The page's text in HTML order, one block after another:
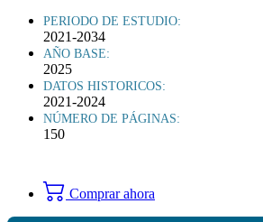
PERIODO DE ESTUDIO:
2021-2034
AÑO BASE:
2025
DATOS HISTORICOS:
2021-2024
NÚMERO DE PÁGINAS:
150
Comprar ahora